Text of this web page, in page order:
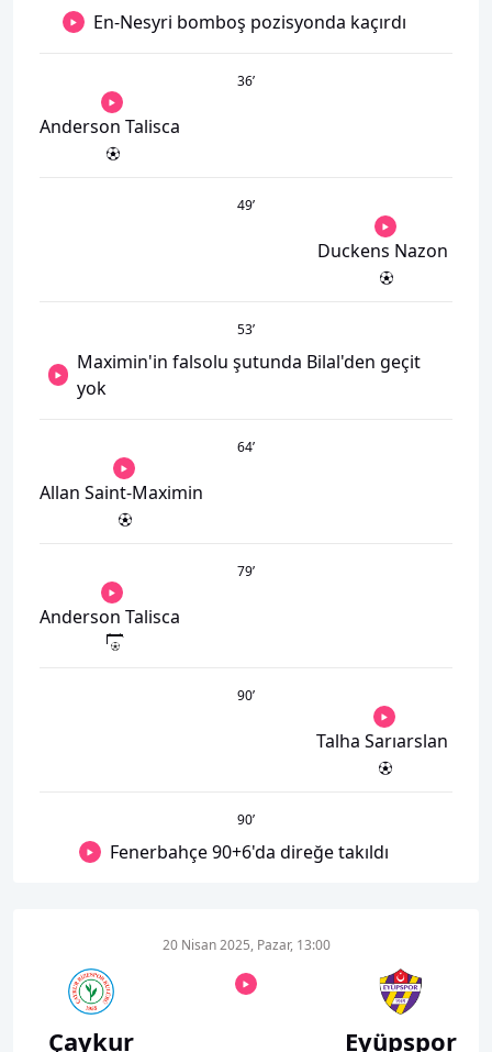
En-Nesyri bomboş pozisyonda kaçırdı
36’
Anderson Talisca
49’
Duckens Nazon
53’
Maximin'in falsolu şutunda Bilal'den geçit
yok
64’
Allan Saint-Maximin
79’
Anderson Talisca
90’
Talha Sarıarslan
90’
Fenerbahçe 90+6'da direğe takıldı
Çaykur
20 Nisan 2025, Pazar, 13:00
Eyüpspor